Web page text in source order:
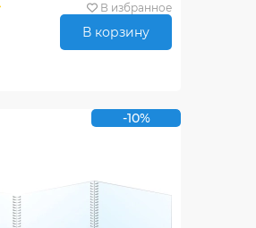
В избранное
В корзину
-10%